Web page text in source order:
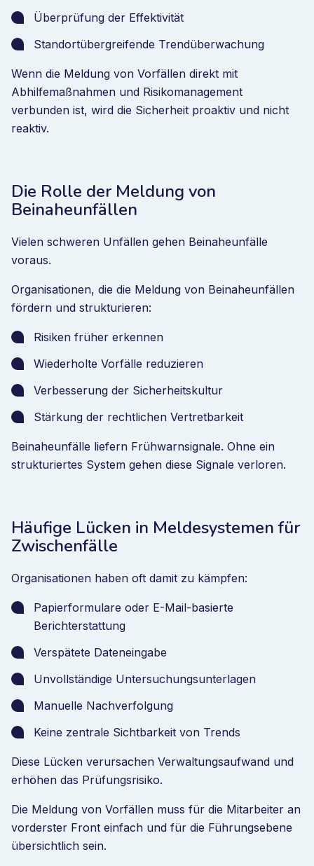
Überprüfung der Effektivität
Standortübergreifende Trendüberwachung
Wenn die Meldung von Vorfällen direkt mit
Abhilfemaßnahmen und Risikomanagement
verbunden ist, wird die Sicherheit proaktiv und nicht
reaktiv.
Die Rolle der Meldung von
Beinaheunfällen
Vielen schweren Unfällen gehen Beinaheunfälle
voraus.
Organisationen, die die Meldung von Beinaheunfällen
fördern und strukturieren:
Risiken früher erkennen
Wiederholte Vorfälle reduzieren
Verbesserung der Sicherheitskultur
Stärkung der rechtlichen Vertretbarkeit
Beinaheunfälle liefern Frühwarnsignale. Ohne ein
strukturiertes System gehen diese Signale verloren.
Häufige Lücken in Meldesystemen für
Zwischenfälle
Organisationen haben oft damit zu kämpfen:
Papierformulare oder E-Mail-basierte
Berichterstattung
Verspätete Dateneingabe
Unvollständige Untersuchungsunterlagen
Manuelle Nachverfolgung
Keine zentrale Sichtbarkeit von Trends
Diese Lücken verursachen Verwaltungsaufwand und
erhöhen das Prüfungsrisiko.
Die Meldung von Vorfällen muss für die Mitarbeiter an
vorderster Front einfach und für die Führungsebene
übersichtlich sein.